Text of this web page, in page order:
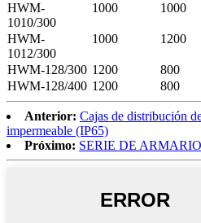
HWM-
1010/300
1000 1000
HWM-
1012/300
1000 1200
HWM-128/300 1200 800
HWM-128/400 1200 800
Anterior: Cajas de distribución
impermeable (IP65)
Próximo: SERIE DE